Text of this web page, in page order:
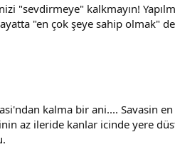
"sevdirmeye" kalkmayın!
"en çok şeye sahip olmak"
kalma bir ani.... Savasin
az ileride kanlar icinde yere